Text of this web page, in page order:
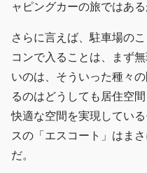
ャピングカーの旅ではある
さらに言えば、駐車場の
コンで入ることは、まず
いのは、そういった種々
るのはどうしても居住空
快適な空間を実現してい
スの「エスコート」はま
だ。